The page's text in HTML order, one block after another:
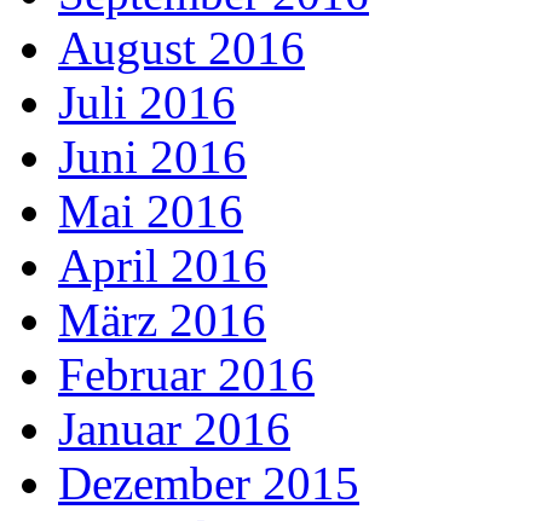
August 2016
Juli 2016
Juni 2016
Mai 2016
April 2016
März 2016
Februar 2016
Januar 2016
Dezember 2015